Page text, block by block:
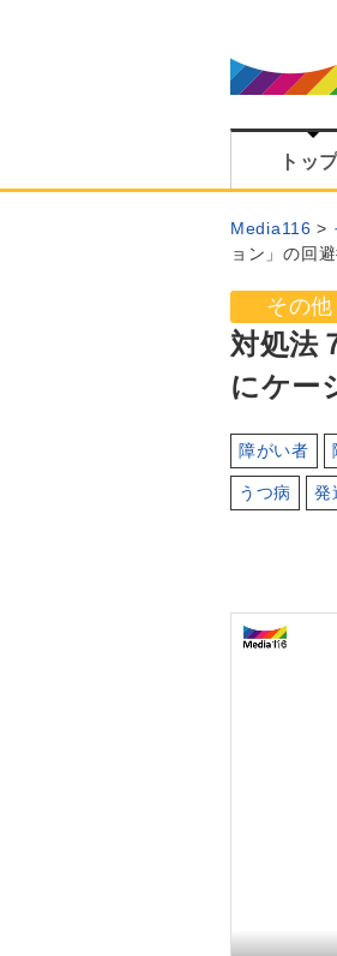
トッ
Media116
ョン」の回避
その他
対処法
にケー
障がい者
うつ病 発